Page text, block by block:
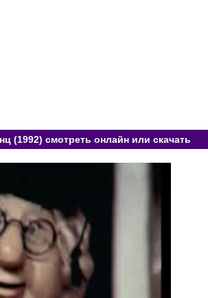
(1992) смотреть онлайн или скачать